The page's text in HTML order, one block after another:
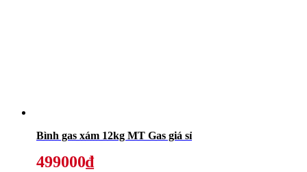
Bình gas xám 12kg MT Gas giá sỉ
499000₫